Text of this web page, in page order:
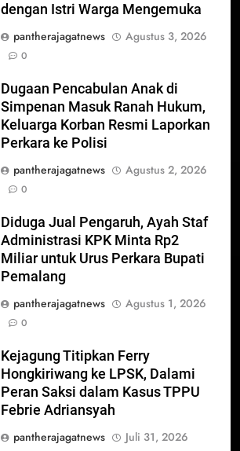
dengan Istri Warga Mengemuka
pantherajagatnews
Agustus 3, 2026
0
Dugaan Pencabulan Anak di
Simpenan Masuk Ranah Hukum,
Keluarga Korban Resmi Laporkan
Perkara ke Polisi
pantherajagatnews
Agustus 2, 2026
0
Diduga Jual Pengaruh, Ayah Staf
Administrasi KPK Minta Rp2
Miliar untuk Urus Perkara Bupati
Pemalang
pantherajagatnews
Agustus 1, 2026
0
Kejagung Titipkan Ferry
Hongkiriwang ke LPSK, Dalami
Peran Saksi dalam Kasus TPPU
Febrie Adriansyah
pantherajagatnews
Juli 31, 2026